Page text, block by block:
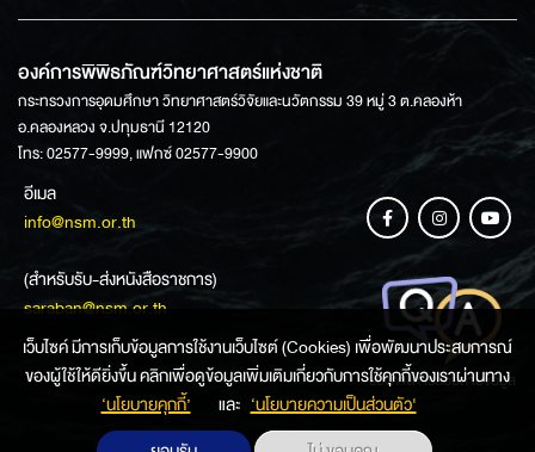
องค์การพิพิธภัณฑ์วิทยาศาสตร์แห่งชาติ
กระทรวงการอุดมศึกษา วิทยาศาสตร์วิจัยและนวัตกรรม 39 หมู่ 3 ต.คลองห้า
อ.คลองหลวง จ.ปทุมธานี 12120
โทร: 02577-9999, แฟกซ์ 02577-9900
อีเมล
info@nsm.or.th
(สำหรับรับ-ส่งหนังสือราชการ)
saraban@nsm.or.th
ช่องทางการสอบถามข้อมูล
เว็บไซค์ มีการเก็บข้อมูลการใช้งานเว็บไซต์ (Cookies) เพื่อพัฒนาประสบการณ์
ของผู้ใช้ให้ดียิ่งขึ้น คลิกเพื่อดูข้อมูลเพิ่มเติมเกี่ยวกับการใช้คุกกี้ของเราผ่านทาง
‘นโยบายคุกกี้’
และ ‘นโยบายความเป็นส่วนตัว'